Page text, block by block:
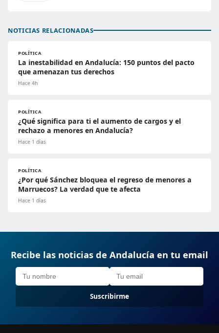
NOTICIAS RELACIONADAS
POLÍTICA
La inestabilidad en Andalucía: 150 puntos del pacto
que amenazan tus derechos
Hace 4h
POLÍTICA
¿Qué significa para ti el aumento de cargos y el
rechazo a menores en Andalucía?
Hace 1 días
POLÍTICA
¿Por qué Sánchez bloquea el regreso de menores a
Marruecos? La verdad que te afecta
Hace 1 días
Recibe las noticias de Andalucía en tu email
Suscribirme